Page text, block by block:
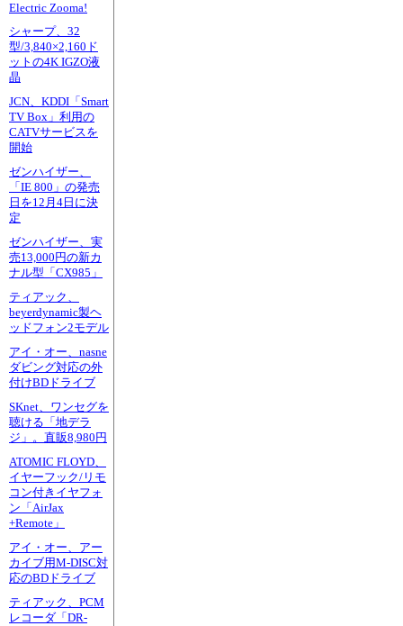
Electric Zooma!
シャープ、32
型/3,840×2,160ド
ットの4K IGZO液
晶
JCN、KDDI「Smart
TV Box」利用の
CATVサービスを
開始
ゼンハイザー、
「IE 800」の発売
日を12月4日に決
定
ゼンハイザー、実
売13,000円の新カ
ナル型「CX985」
ティアック、
beyerdynamic製ヘ
ッドフォン2モデル
アイ・オー、nasne
ダビング対応の外
付けBDドライブ
SKnet、ワンセグを
聴ける「地デラ
ジ」。直販8,980円
ATOMIC FLOYD、
イヤーフック/リモ
コン付きイヤフォ
ン「AirJax
+Remote」
アイ・オー、アー
カイブ用M-DISC対
応のBDドライブ
ティアック、PCM
レコーダ「DR-